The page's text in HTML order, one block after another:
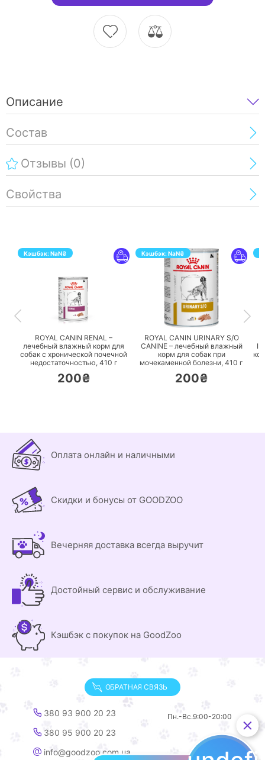
Описание
Состав
Отзывы (0)
Свойства
Кэшбэк:NaN₴
ПЕРЕЙТИ
ROYAL CANIN RENAL –
лечебный влажный корм для
собак с хронической почечной
недостаточностью, 410 г
200₴
Кэшбэк:NaN₴
ПЕРЕЙТИ
ROYAL CANIN URINARY S/O
CANINE – лечебный влажный
корм для собак при
мочекаменной болезни, 410 г
200₴
Оплата онлайн и наличными
Скидки и бонусы от GOODZOO
Вечерняя доставка всегда выручит
Достойный сервис и обслуживание
Кэшбэк с покупок на GoodZoo
ОБРАТНАЯ СВЯЗЬ
380 93 900 20 23
380 95 900 20 23
info@goodzoo.com.ua
Пн.-Вс.9:00-20:00